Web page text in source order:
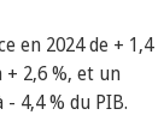
en 2024 de + 1,4
2,6 %, et un
4,4 % du PIB.